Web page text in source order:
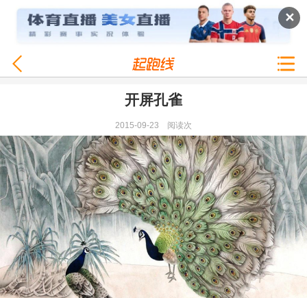
✕
开屏孔雀
2015-09-23 阅读次